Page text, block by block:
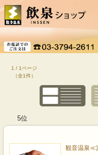
1 / 1ページ
（全1件）
5位
観音温泉≪